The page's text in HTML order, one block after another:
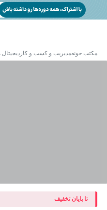
مکتب خونهمدیریت و کسب و کار
تا پایان تخفیف